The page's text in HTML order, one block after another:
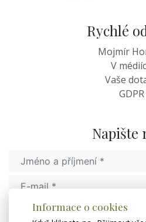
Informace o cookies
Rychlé
Mojmír
V
Vaše
GDPR
Napište